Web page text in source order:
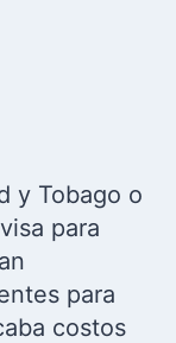
y Tobago o
para
para
costos